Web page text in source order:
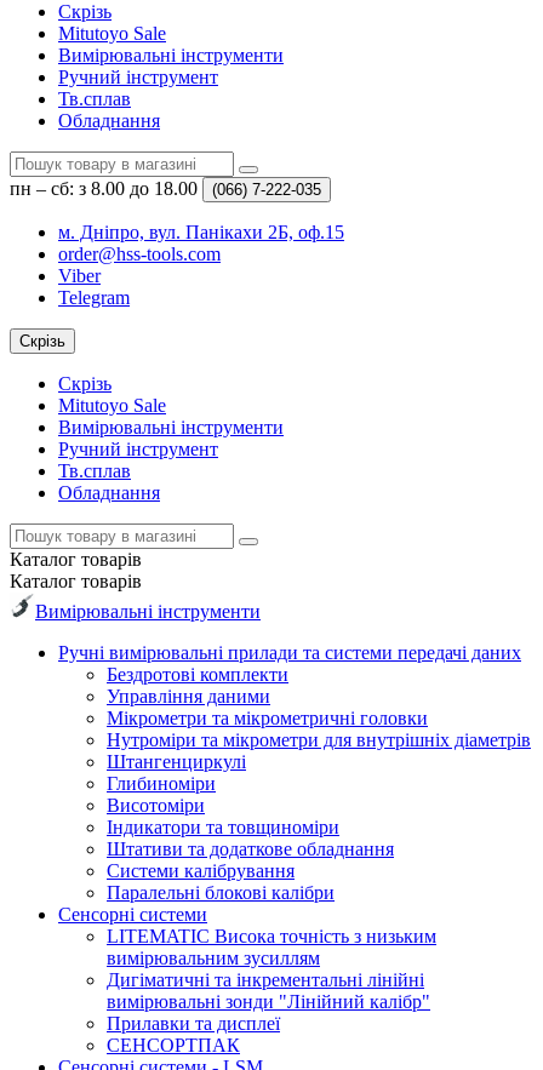
Скрізь
Mitutoyo Sale
Вимірювальні інструменти
Ручний інструмент
Тв.сплав
Обладнання
пн – сб: з 8.00 до 18.00 (066) 7-222-035
м. Дніпро, вул. Панікахи 2Б, оф.15
order@hss-tools.com
Viber
Telegram
Скрізь
Скрізь
Mitutoyo Sale
Вимірювальні інструменти
Ручний інструмент
Тв.сплав
Обладнання
Каталог товарів
Каталог товарів
Вимірювальні інструменти
Ручні вимірювальні прилади та системи передачі даних
Бездротові комплекти
Управління даними
Мікрометри та мікрометричні головки
Нутроміри та мікрометри для внутрішніх діаметрів
Штангенциркулі
Глибиноміри
Висотоміри
Індикатори та товщиноміри
Штативи та додаткове обладнання
Системи калібрування
Паралельні блокові калібри
Сенсорні системи
LITEMATIC Висока точність з низьким
вимірювальним зусиллям
Дигіматичні та інкрементальні лінійні
вимірювальні зонди "Лінійний калібр"
Прилавки та дисплеї
СЕНСОРТПАК